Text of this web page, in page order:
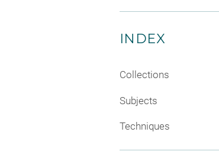
INDEX
Collections
Subjects
Techniques